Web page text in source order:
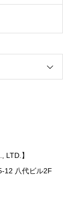
LTD.】
12 八代ビル2F